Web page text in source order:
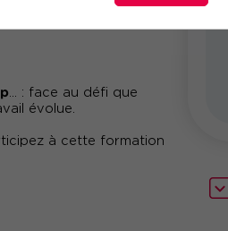
... : face au défi que
évolue.
à cette formation